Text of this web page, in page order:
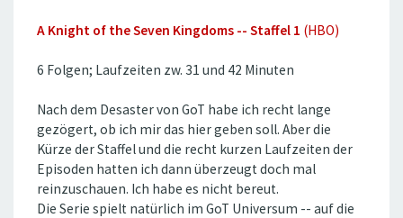
A Knight of the Seven Kingdoms -- Staffel 1 (HBO)
6 Folgen; Laufzeiten zw. 31 und 42 Minuten
Nach dem Desaster von GoT habe ich recht lange
gezögert, ob ich mir das hier geben soll. Aber die
Kürze der Staffel und die recht kurzen Laufzeiten der
Episoden hatten ich dann überzeugt doch mal
reinzuschauen. Ich habe es nicht bereut.
Die Serie spielt natürlich im GoT Universum -- auf die